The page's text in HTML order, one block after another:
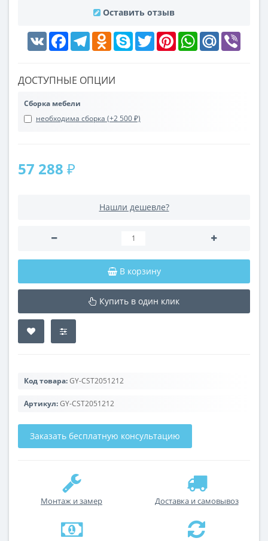
Оставить отзыв
VK FacebookTelegramOdnoklassniki
Skype Twitter PinterestWhatsAppMail.Ru
ДОСТУПНЫЕ ОПЦИИ
Сборка мебели
необходима сборка (+2 500 ₽)
57 288 ₽
Нашли дешевле?
В корзину
Купить в один клик
Код товара:GY-CST2051212
Артикул:GY-CST2051212
Заказать бесплатную консультацию
Монтаж и замер Доставка и самовывоз